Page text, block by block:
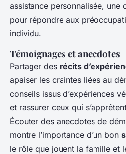
assistance personnalisée, une
pour répondre aux
individu.
Témoignages et anecdotes
Partager des récits
apaiser les craintes liées au
conseils issus d’expériences
et rassurer ceux qui
Écouter des anecdotes de
montre l’importance d’un bon
le rôle que jouent la famille et